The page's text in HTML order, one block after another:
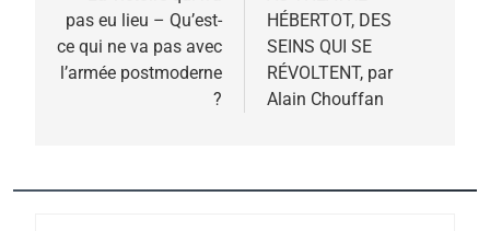
l’article
pas eu lieu – Qu’est-
ce qui ne va pas avec
l’armée postmoderne
?
HÉBERTOT, DES
SEINS QUI SE
RÉVOLTENT, par
Alain Chouffan
5
2025, l’année la plus
meurtrière selon le
rapport d’ADL contre
FRANCE ISRAÉL
FIÈRE, DIGNE ET RÉSILIENTE :